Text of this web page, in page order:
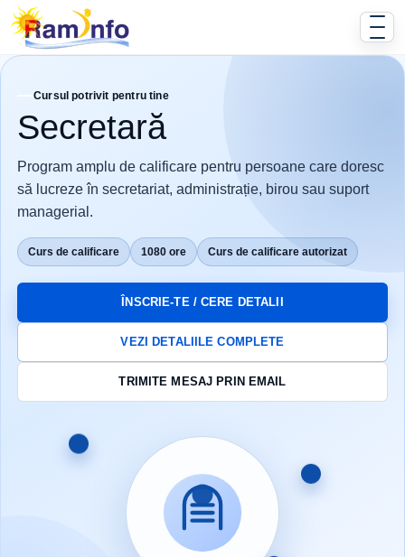
Cursul potrivit pentru tine
Secretară
Program amplu de calificare pentru persoane care doresc
să lucreze în secretariat, administrație, birou sau suport
managerial.
Curs de calificare 1080 ore Curs de calificare autorizat
ÎNSCRIE-TE / CERE DETALII
VEZI DETALIILE COMPLETE
TRIMITE MESAJ PRIN EMAIL